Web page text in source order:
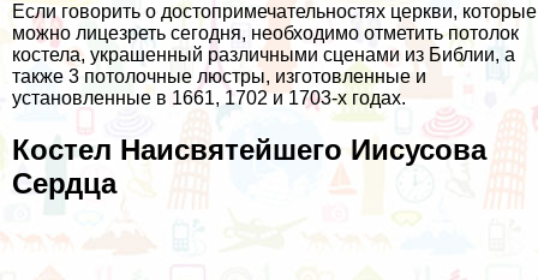
Если говорить о достопримечательностях церкви, которые
можно лицезреть сегодня, необходимо отметить потолок
костела, украшенный различными сценами из Библии, а
также 3 потолочные люстры, изготовленные и
установленные в 1661, 1702 и 1703-х годах.
Костел Наисвятейшего Иисусова
Сердца